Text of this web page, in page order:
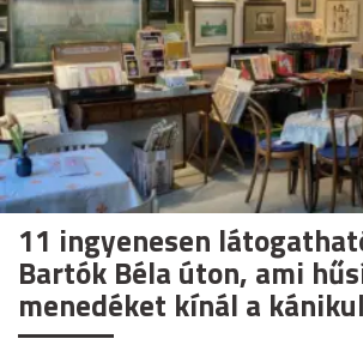
11 ingyenesen
Bartók Béla úton, ami
menedéket kínál a